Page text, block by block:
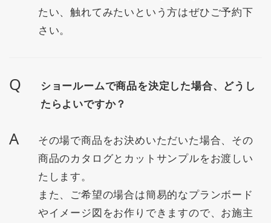
たい、触れてみたいという方はぜひご予約下
さい。
Q
ショールームで商品を決定した場合、どうし
たらよいですか？
A
その場で商品をお決めいただいた場合、その
商品のカタログとカットサンプルをお渡しい
たします。
また、ご希望の場合は簡易的なプランボード
やイメージ図をお作りできますので、お施主